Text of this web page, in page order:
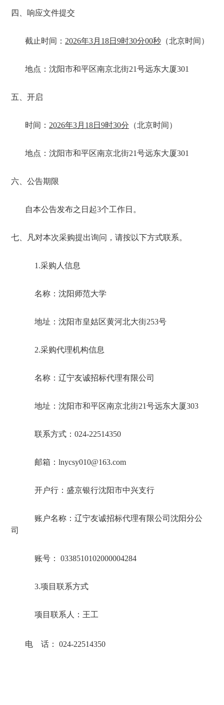
四、响应文件提交
截止时间： 2026年3月 18日 9时30分00秒 （北京时间）
地点：沈阳市和平区南京北街21号远东大厦301
五、开启
时间： 2026年3月 18日 9时30分 （北京时间）
地点：沈阳市和平区南京北街21号远东大厦301
六、公告期限
自本公告发布之日起3个工作日。
七、凡对本次采购提出询问，请按以下方式联系。
1.采购人信息
名称：沈阳师范大学
地址：沈阳市皇姑区黄河北大街253号
2.采购代理机构信息
名称：辽宁友诚招标代理有限公司
地址：沈阳市和平区南京北街21号远东大厦303
联系方式： 024-22514350
邮箱： lnycsy010@163.com
开户行：盛京银行沈阳市中兴支行
账户名称：辽宁友诚招标代理有限公司沈阳分公
司
账号： 0338510102000004284
3.项目联系方式
项目联系人：王工
电 话： 024-22514350